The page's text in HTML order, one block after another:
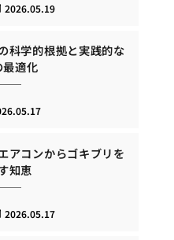
2026.05.19
科学的根拠と実践的な
適化
アコンからゴキブリを
知恵
2026.05.17